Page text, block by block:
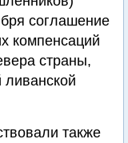
соглашение
компенсаций
страны,
также